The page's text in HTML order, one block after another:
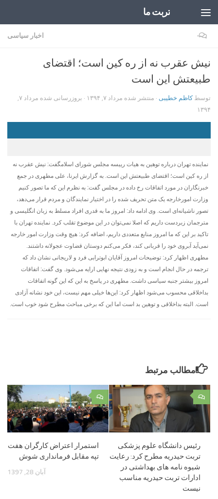
تربت ما
اخبار سیاسی ۰
نیش عقرب نه از ره کین است؛ اقتضای
طبیعتش این است
توسطکاظم خطیبی · منتشر شده مرداد ۷, ۱۳۹۴ · بروزرسانی شده
مرداد ۷,
۱۳۹۴
نماینده تهران درباره توهین به هیات رییسه مجلس شورای اسلامگفت: نیش عقرب نه
از ره کین است؛ اقتضای طبیعتش این است. به گزارش ایرنا، علی مطهری در جمع
خبرنگاران در مورد اتفاقات رخ داده در مجلس گفت: به نظرم این که ما تصور کنیم
وزارت امورخارجه یک متن تحریف شده را در اختیار نمایندگان و مردم قرار می‌دهد،
تصور ناشیانه‌‌ای است. وی ادامه داد: امروز ما به قدری افراد مسلط به زبان انگلیسی و
مترجمان زبردست داریم که اصلا نمی‌توان در این موضوع تقلب کرد. نماینده تهران با
تاکید بر این که ما امروز منابع متعددی داریم، اضافه کرد: هیچ وقت وزارت امور خارجه
نمی‌آید آبروی خود را قربانی کند، فکر می‌کنم دوستان قضاوت عجولانه داشتند.
مطهری اظهار کرد: توضیحات امروز آقایان ابوترابی فرد و لاریجانی نشان داد که
ترجمه در حال انجام است و به زودی نتیجه نهایی ارایه می‌شود. وی گفت: اتفاقات
امروز بیشتر جنبه سیاسی داشت. مطهری در پاسخ به این که این گونه اتفاقات
بداخلاقی محسوب می‌شود اظهار کرد: این‌ها خیلی مهم نیست، این خود نشانه آزادی
است. البته بداخلاقی و توهین بد است اما این که برخی مباحث مطرح شود خوب است.
مطالب مرتبط
۰
استمرار اعتراض کارگران هفت
تپه مقابل فرمانداری شوش
آبان 28, 1397
۰
رئیس دانشگاه علوم پزشکی
تربت حیدریه مطرح کرد: رعایت
شیوه نامه های بهداشتی در
ادارات تربت حیدریه مناسب
نیست